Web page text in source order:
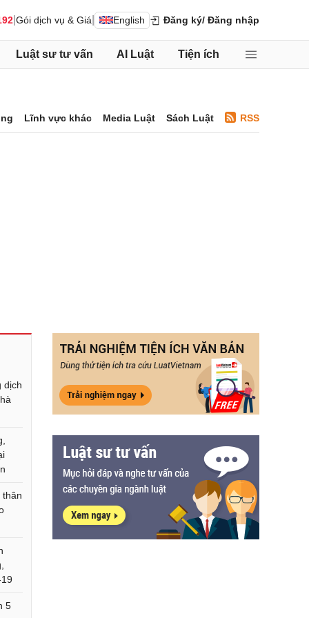
Gói dịch vụ & Giá English Đăng ký/ Đăng nhập
Luật sư tư vấn AI Luật Tiện ích
Lĩnh vực khác Media Luật Sách Luật RSS
dịch
thân
5